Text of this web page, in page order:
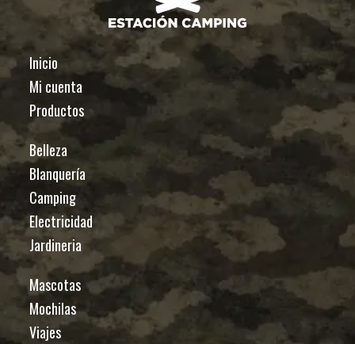
Inicio
Mi cuenta
Productos
Belleza
Blanquería
Camping
Electricidad
Jardineria
Mascotas
Mochilas
Viajes